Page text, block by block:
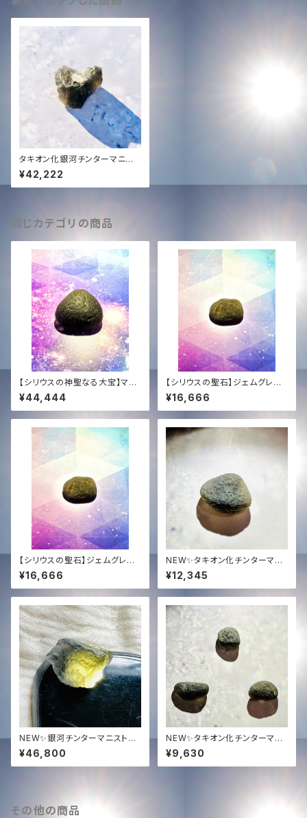
タキオン化銀河チンターマニスト
ーン3-4グラム✨&ハートオブA
Nでの白龍ソングと新曲プレゼ
ント✨
¥42,222
同じカテゴリの商品
【シリウスの神聖なる大宝】マス
ターサイズ・チンターマニストー
ン (10.5g)｜至高の光のアンカ
ー ＋ 恒久的タキオン化
¥44,444
【シリウスの聖石】ジェムグレー
ド・チンターマニストーン (5.4g)
｜至高の透明度 ＋ 恒久的タキ
オン化
¥16,666
【シリウスの聖石】ジェムグレー
ド・チンターマニストーン (5.3g)
｜至高の透明度 ＋ 恒久的タキ
オン化
¥16,666
NEW✨タキオン化チンターマニ
ストーン高品質ジェムグレード✨
3.7g✨
¥12,345
NEW✨銀河チンターマニストー
ン5.9グラム✨
¥46,800
NEW✨タキオン化チンターマニ
ストーン高品質ジェムグレード✨
2-3g✨
¥9,630
その他の商品